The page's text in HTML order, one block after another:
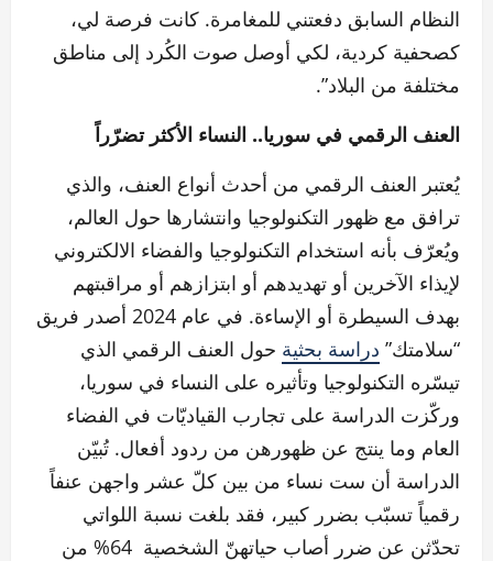
النظام السابق دفعتني للمغامرة. كانت فرصة لي،
كصحفية كردية، لكي أوصل صوت الكُرد إلى مناطق
مختلفة من البلاد”.
العنف الرقمي في سوريا.. النساء الأكثر تضرّراً
يُعتبر العنف الرقمي من أحدث أنواع العنف، والذي
ترافق مع ظهور التكنولوجيا وانتشارها حول العالم،
ويُعرّف بأنه استخدام التكنولوجيا والفضاء الالكتروني
لإيذاء الآخرين أو تهديدهم أو ابتزازهم أو مراقبتهم
بهدف السيطرة أو الإساءة. في عام 2024 أصدر فريق
“سلامتك” دراسة بحثية حول العنف الرقمي الذي
تيسّره التكنولوجيا وتأثيره على النساء في سوريا،
وركّزت الدراسة على تجارب القياديّات في الفضاء
العام وما ينتج عن ظهورهن من ردود أفعال. تُبيّن
الدراسة أن ست نساء من بين كلّ عشر واجهن عنفاً
رقمياً تسبّب بضرر كبير، فقد بلغت نسبة اللواتي
تحدّثن عن ضرر أصاب حياتهنّ الشخصية 64% من